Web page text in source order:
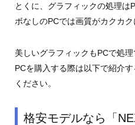
とくに、グラフィックの処理は
ボなしのPCでは画質がカクカク
美しいグラフィックもPCで処
PCを購入する際は以下で紹介
ください。
格安モデルなら「